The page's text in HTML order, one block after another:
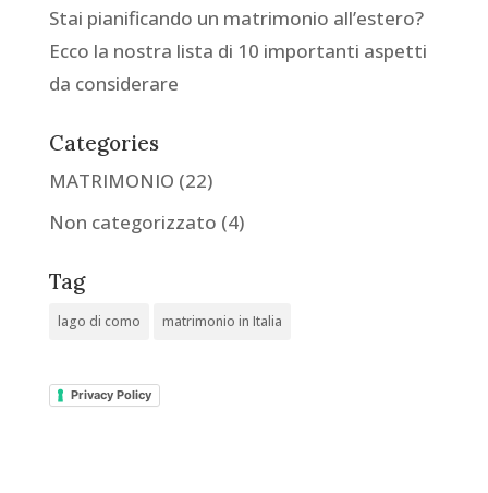
Stai pianificando un matrimonio all’estero?
Ecco la nostra lista di 10 importanti aspetti
da considerare
Categories
MATRIMONIO (22)
Non categorizzato (4)
Tag
lago di como matrimonio in Italia
Privacy Policy